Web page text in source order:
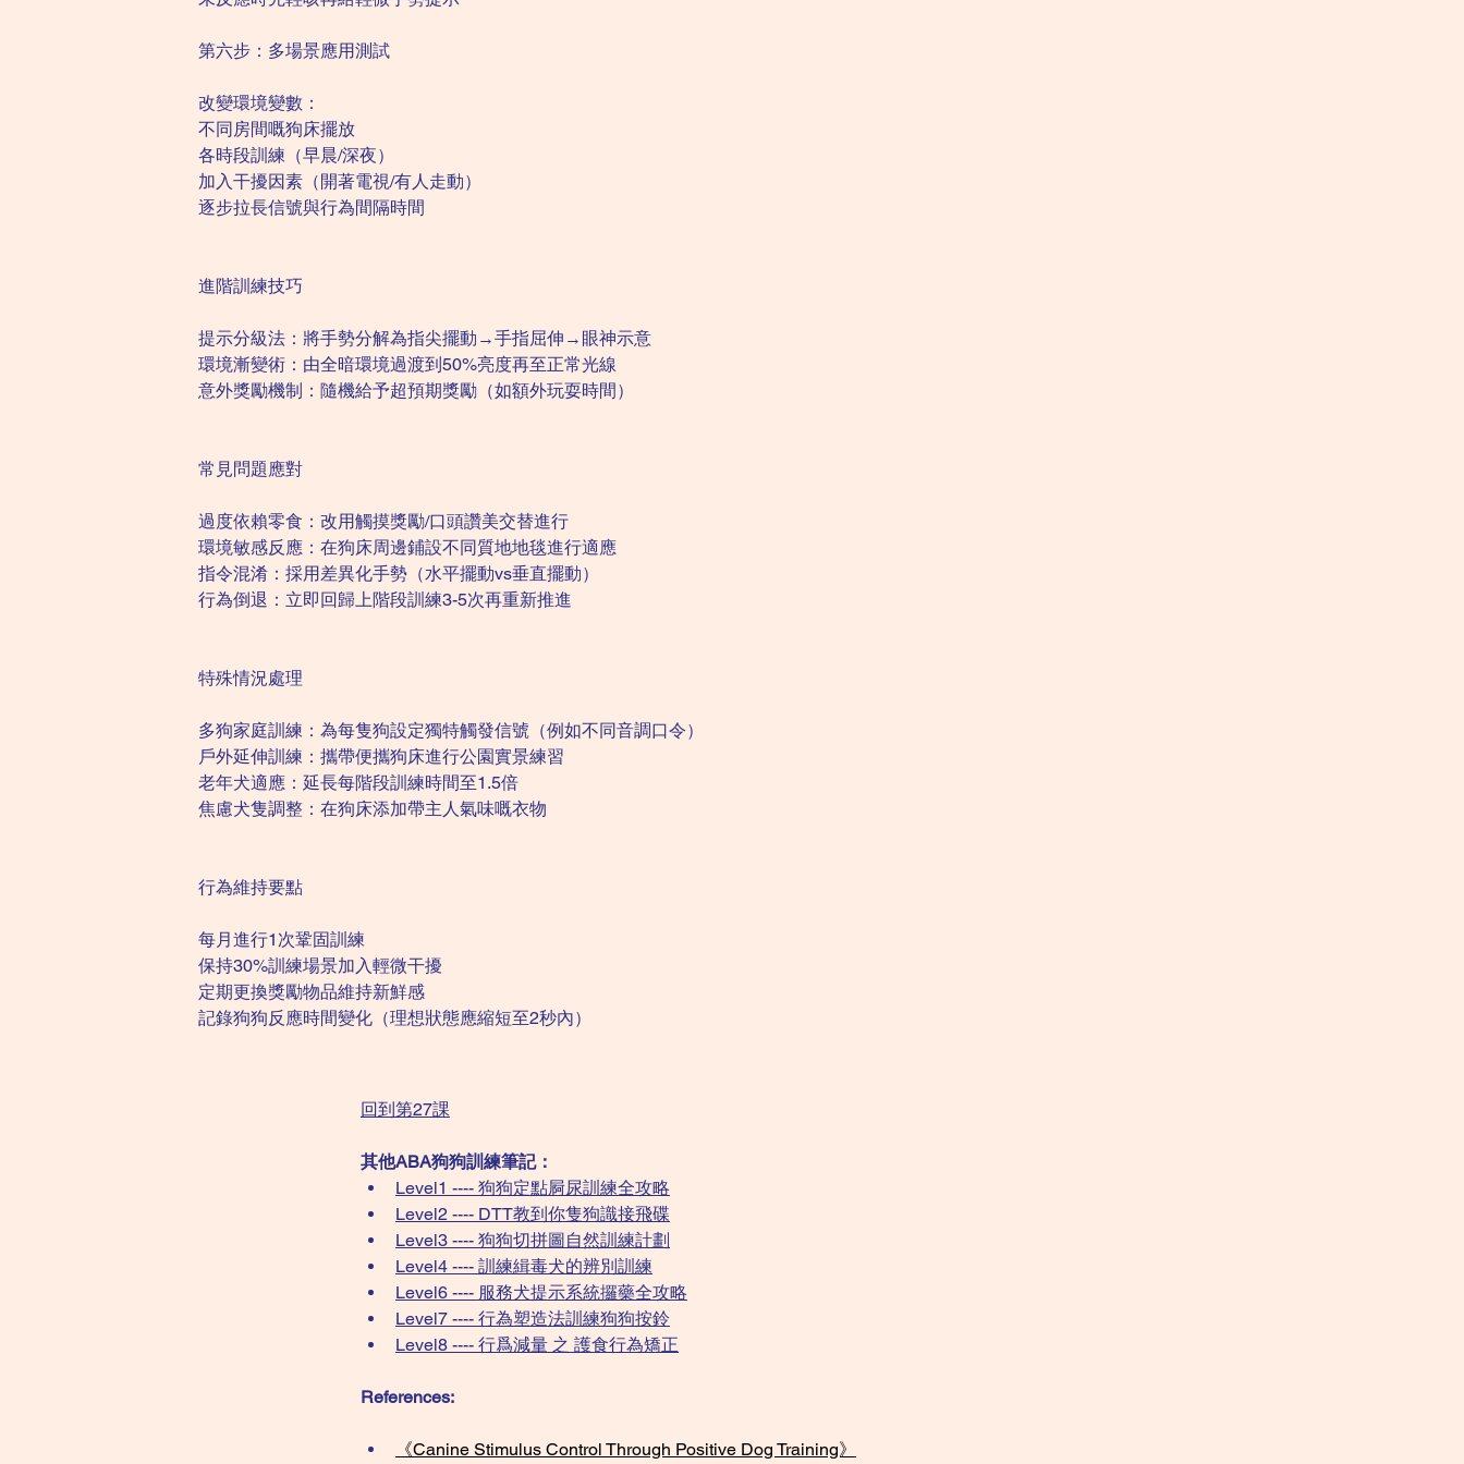
第六步：多場景應用測試
改變環境變數：
不同房間嘅狗床擺放
各時段訓練（早晨/深夜）
加入干擾因素（開著電視/有人走動）
逐步拉長信號與行為間隔時間
進階訓練技巧
提示分級法：將手勢分解為指尖擺動→手指屈伸→眼神示意
環境漸變術：由全暗環境過渡到50%亮度再至正常光線
意外獎勵機制：隨機給予超預期獎勵（如額外玩耍時間）
常見問題應對
過度依賴零食：改用觸摸獎勵/口頭讚美交替進行
環境敏感反應：在狗床周邊鋪設不同質地地毯進行適應
指令混淆：採用差異化手勢（水平擺動vs垂直擺動）
行為倒退：立即回歸上階段訓練3-5次再重新推進
特殊情況處理
多狗家庭訓練：為每隻狗設定獨特觸發信號（例如不同音調口令）
戶外延伸訓練：攜帶便攜狗床進行公園實景練習
老年犬適應：延長每階段訓練時間至1.5倍
焦慮犬隻調整：在狗床添加帶主人氣味嘅衣物
行為維持要點
每月進行1次鞏固訓練
保持30%訓練場景加入輕微干擾
定期更換獎勵物品維持新鮮感
記錄狗狗反應時間變化（理想狀態應縮短至2秒內）
回到第27課
其他ABA狗狗訓練筆記：
Level1 ---- 狗狗定點屙尿訓練全攻略
Level2 ---- DTT教到你隻狗識接飛碟
Level3 ---- 狗狗切拼圖自然訓練計劃
Level4 ---- 訓練緝毒犬的辨別訓練
Level6 ---- 服務犬提示系統攞藥全攻略
Level7 ---- 行為塑造法訓練狗狗按鈴
Level8 ---- 行爲減量 之 護食行為矯正
References:
《Canine Stimulus Control Through Positive Dog Training》